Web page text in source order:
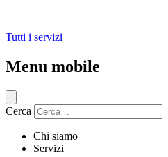
Tutti i servizi
Menu mobile
Cerca
Chi siamo
Servizi